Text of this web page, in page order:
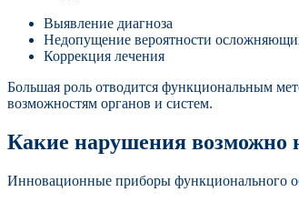
Выявление диагноза
Недопущение вероятности
Коррекция лечения
Большая роль отводится функциональным
возможностям органов и систем.
Какие нарушения возможно
Инновационные приборы функционального